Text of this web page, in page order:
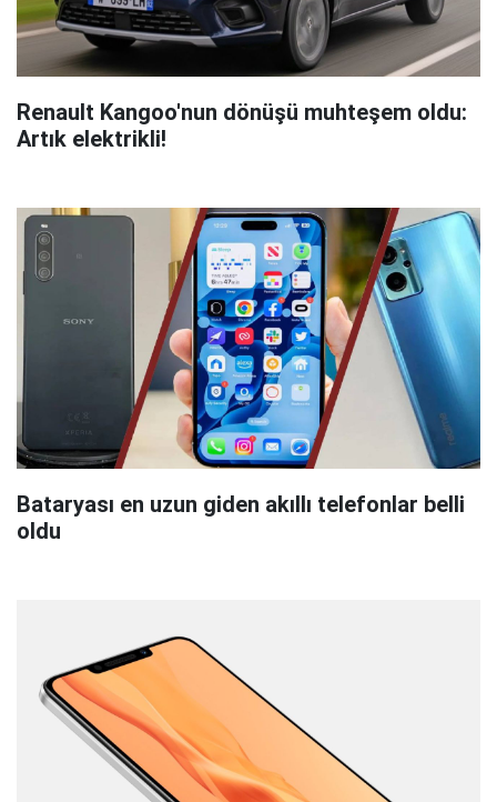
Renault Kangoo'nun dönüşü muhteşem oldu:
Artık elektrikli!
Bataryası en uzun giden akıllı telefonlar belli
oldu